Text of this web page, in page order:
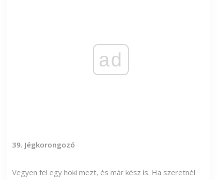
ad
39. Jégkorongozó
Vegyen fel egy hoki mezt, és már kész is. Ha szeretnél